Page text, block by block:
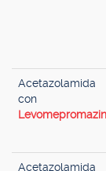
Acetazolamida
con
Acetazolamida